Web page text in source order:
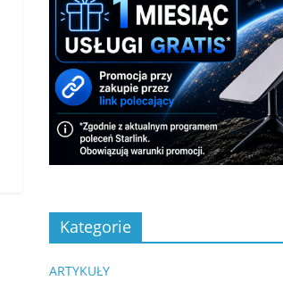
Kategorie
ARTYKUŁY